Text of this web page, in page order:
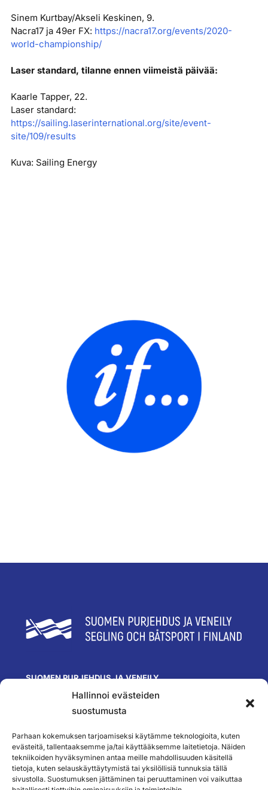
Hallinnoi evästeiden
suostumusta
Parhaan kokemuksen tarjoamiseksi käytämme teknologioita, kuten
evästeitä, tallentaaksemme ja/tai käyttääksemme laitetietoja. Näiden
tekniikoiden hyväksyminen antaa meille mahdollisuuden käsitellä
tietoja, kuten selauskäyttäytymistä tai yksilöllisiä tunnuksia tällä
sivustolla. Suostumuksen jättäminen tai peruuttaminen voi vaikuttaa
Sinem Kurtbay/Akseli Keskinen, 9.
Nacra17 ja 49er FX: https://nacra17.org/events/2020-
world-championship/
Laser standard, tilanne ennen viimeistä päivää:
Kaarle Tapper, 22.
Laser standard:
https://sailing.laserinternational.org/site/event-
site/109/results
Kuva: Sailing Energy
SUOMEN PURJEHDUS JA VENEILY
Olympiastadion
Paavo Nurmen tie 1
Yhteystiedot
SEURAA MEITÄ